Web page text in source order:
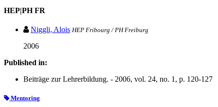
HEP|PH FR
Niggli, Alois HEP Fribourg / PH Freiburg
2006
Published in:
Beiträge zur Lehrerbildung. - 2006, vol. 24, no. 1, p. 120-127
Mentoring